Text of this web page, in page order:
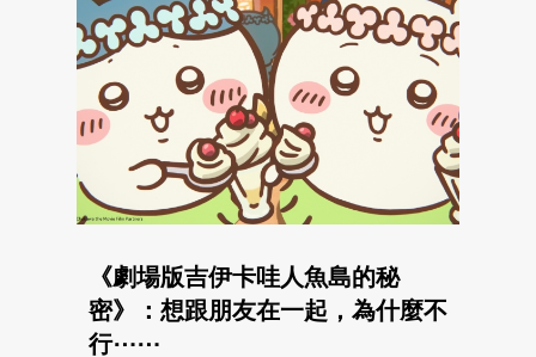
《劇場版吉伊卡哇人魚島的秘
密》：想跟朋友在一起，為什麼不
行⋯⋯